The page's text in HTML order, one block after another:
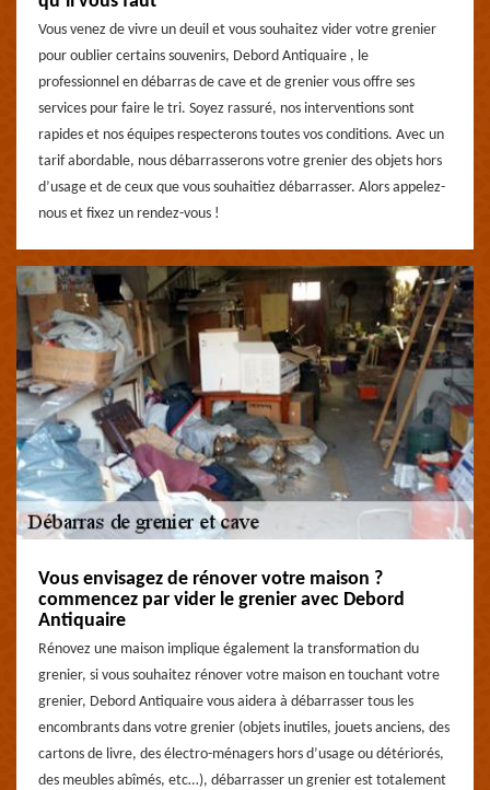
Vous venez de vivre un deuil et vous souhaitez vider votre grenier
pour oublier certains souvenirs, Debord Antiquaire , le
professionnel en débarras de cave et de grenier vous offre ses
services pour faire le tri. Soyez rassuré, nos interventions sont
rapides et nos équipes respecterons toutes vos conditions. Avec un
tarif abordable, nous débarrasserons votre grenier des objets hors
d’usage et de ceux que vous souhaitiez débarrasser. Alors appelez-
nous et fixez un rendez-vous !
Vous envisagez de rénover votre maison ?
commencez par vider le grenier avec Debord
Antiquaire
Rénovez une maison implique également la transformation du
grenier, si vous souhaitez rénover votre maison en touchant votre
grenier, Debord Antiquaire vous aidera à débarrasser tous les
encombrants dans votre grenier (objets inutiles, jouets anciens, des
cartons de livre, des électro-ménagers hors d’usage ou détériorés,
des meubles abîmés, etc…), débarrasser un grenier est totalement